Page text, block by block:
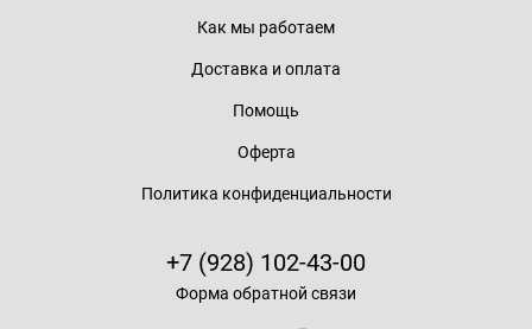
Как мы работаем
Доставка и оплата
Помощь
Оферта
Политика конфиденциальности
+7 (928) 102-43-00
Форма обратной связи